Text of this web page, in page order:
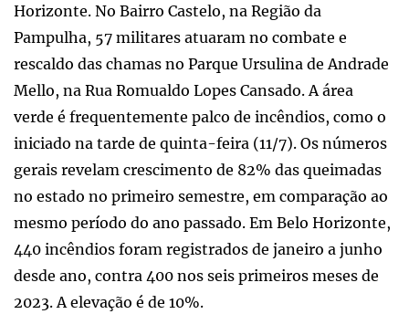
Horizonte. No Bairro Castelo, na Região da
Pampulha, 57 militares atuaram no combate e
rescaldo das chamas no Parque Ursulina de Andrade
Mello, na Rua Romualdo Lopes Cansado. A área
verde é frequentemente palco de incêndios, como o
iniciado na tarde de quinta-feira (11/7). Os números
gerais revelam crescimento de 82% das queimadas
no estado no primeiro semestre, em comparação ao
mesmo período do ano passado. Em Belo Horizonte,
440 incêndios foram registrados de janeiro a junho
desde ano, contra 400 nos seis primeiros meses de
2023. A elevação é de 10%.